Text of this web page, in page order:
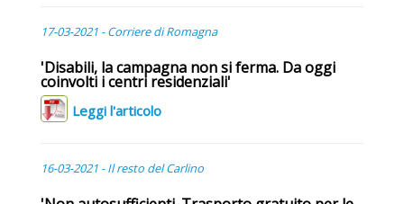
17-03-2021 - Corriere di Romagna
'Disabili, la campagna non si ferma. Da oggi
coinvolti i centri residenziali'
Leggi l'articolo
16-03-2021 - Il resto del Carlino